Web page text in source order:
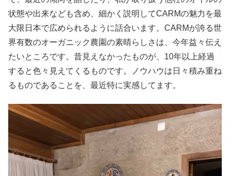
状態や出来なども含め、細かく説明してCARMの魅力を最
大限日本で広められるように話合います。CARMが誇る世
界有数のオーガニック農園の素晴らしさは、今年益々伝え
たいところです。昔見えなかったものが、10年以上経過
すると色々見えてくるものです。ノウハウは日々積み重ね
るものであることを、最近特に実感してます。